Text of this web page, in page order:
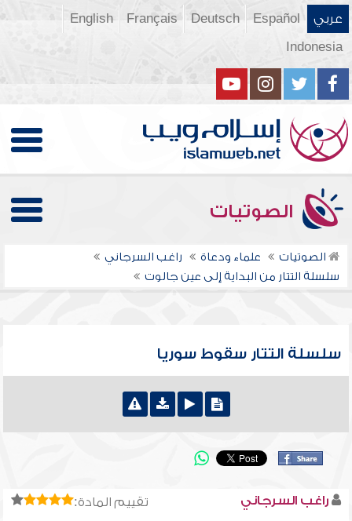
عربي Español
Deutsch
Français
English
Indonesia
الصوتيات
الصوتيات علماء ودعاة
راغب السرجاني
سلسلة التتار من البداية إلى عين جالوت
سلسلة التتار سقوط سوريا
تقييم المادة: راغب السرجاني